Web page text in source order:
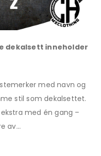
dekalsett inneholder
med navn og
stil som dekalsettet.
med én gang –
av…